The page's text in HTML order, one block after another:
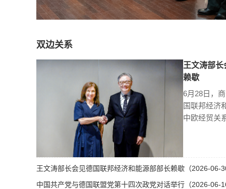
双边关系
王文涛部
赖歇
6月28日，
国联邦经济
中欧经贸关
王文涛部长会见德国联邦经济和能源部部长赖歇（2026-06-
中国共产党与德国联盟党第十四次政党对话举行（2026-06-